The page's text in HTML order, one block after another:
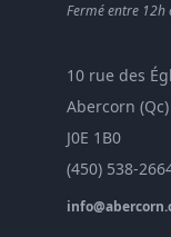
Fermé entre 12h
10 rue des
Abercorn (Qc)
J0E 1B0
(450) 538-